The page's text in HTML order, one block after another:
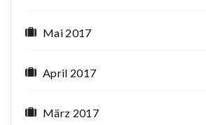
Mai 2017
April 2017
März 2017